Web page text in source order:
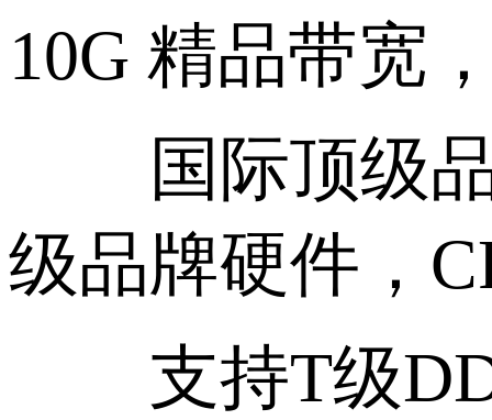
10G 精品带宽
国际顶级品
级品牌硬件，
支持T级